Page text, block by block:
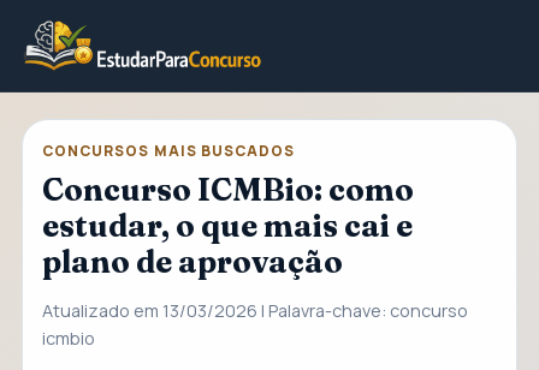
CONCURSOS MAIS BUSCADOS
Concurso ICMBio: como
estudar, o que mais cai e
plano de aprovação
Atualizado em 13/03/2026 | Palavra-chave: concurso
icmbio